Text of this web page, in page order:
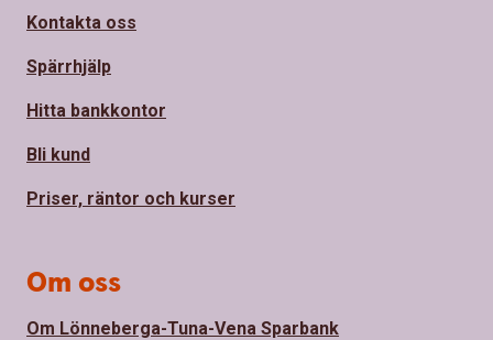
Kontakta oss
Spärrhjälp
Hitta bankkontor
Bli kund
Priser, räntor och kurser
Om oss
Om Lönneberga-Tuna-Vena Sparbank